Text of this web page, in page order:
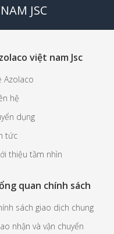
JSC
việt nam Jsc
Azolaco
hệ
dụng
tức
thiệu tầm nhìn
quan chính sách
sách giao dịch chung
nhận và vận chuyển